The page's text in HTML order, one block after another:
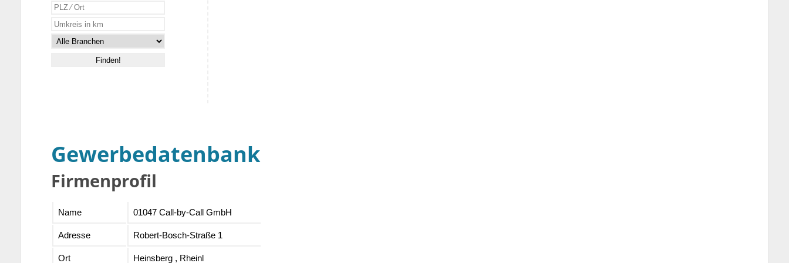
Gewerbedatenbank
Firmenprofil
Name 01047 Call-by-Call GmbH
Adresse Robert-Bosch-Straße 1
Ort Heinsberg , Rheinl